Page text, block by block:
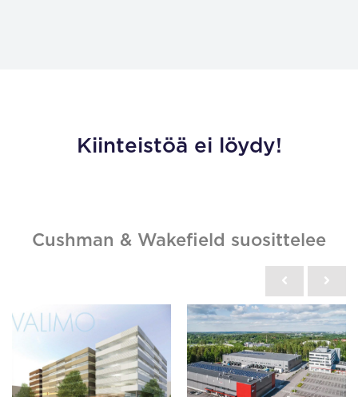
Kiinteistöä ei löydy!
Cushman & Wakefield suosittelee